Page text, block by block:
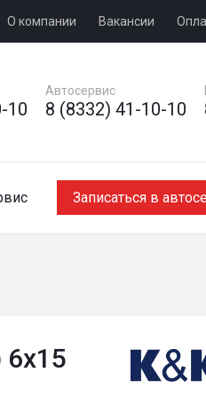
О компании Вакансии
10
Автосервис
8 (8332) 41-10-10
Записаться в